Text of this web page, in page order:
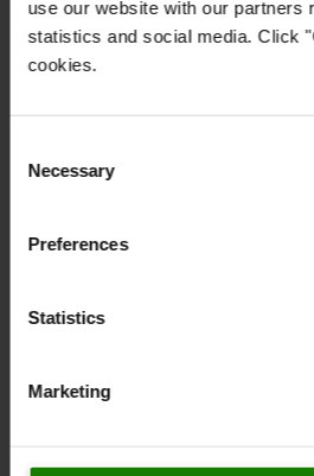
use our website with our partners
statistics and social media. Click
cookies.
Selection
Necessary
Preferences
Statistics
Marketing
Øger levetiden på